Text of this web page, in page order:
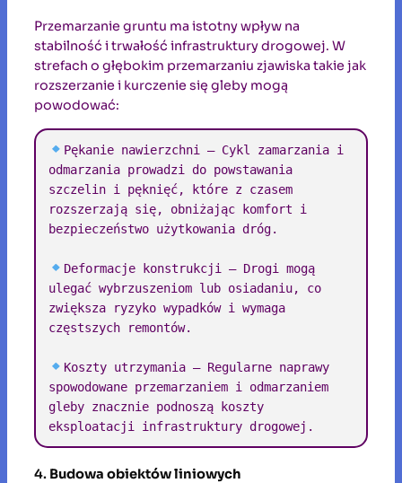
Przemarzanie gruntu ma istotny wpływ na
stabilność i trwałość infrastruktury drogowej. W
strefach o głębokim przemarzaniu zjawiska takie jak
rozszerzanie i kurczenie się gleby mogą
powodować:
Pękanie nawierzchni – Cykl zamarzania i
odmarzania prowadzi do powstawania
szczelin i pęknięć, które z czasem
rozszerzają się, obniżając komfort i
bezpieczeństwo użytkowania dróg.
Deformacje konstrukcji – Drogi mogą
ulegać wybrzuszeniom lub osiadaniu, co
zwiększa ryzyko wypadków i wymaga
częstszych remontów.
Koszty utrzymania – Regularne naprawy
spowodowane przemarzaniem i odmarzaniem
gleby znacznie podnoszą koszty
eksploatacji infrastruktury drogowej.
4. Budowa obiektów liniowych